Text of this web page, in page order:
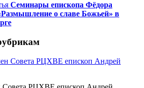
Семинары епископа Фёдора
о славе Божьей» в